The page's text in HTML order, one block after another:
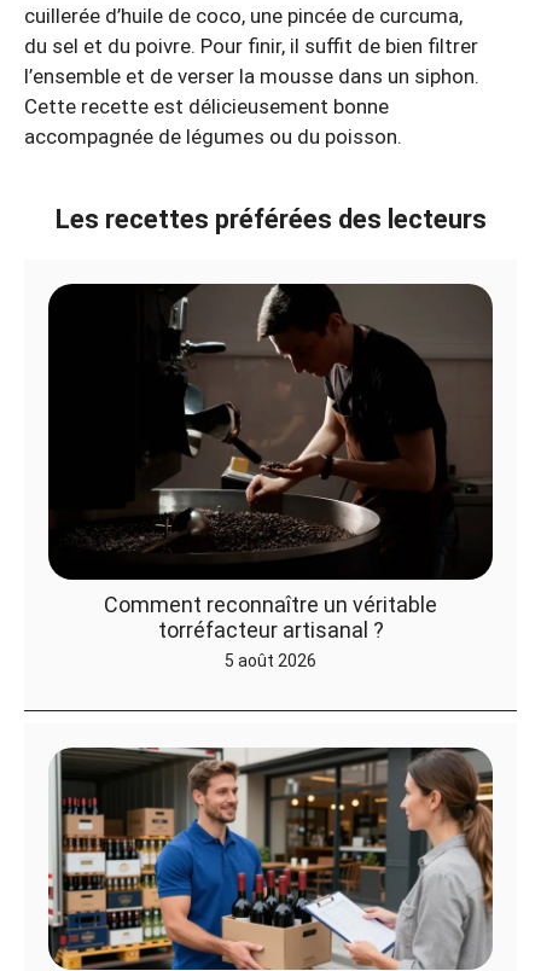
cuillerée d’huile de coco, une pincée de curcuma,
du sel et du poivre. Pour finir, il suffit de bien filtrer
l’ensemble et de verser la mousse dans un siphon.
Cette recette est délicieusement bonne
accompagnée de légumes ou du poisson.
Les recettes préférées des lecteurs
Comment reconnaître un véritable
torréfacteur artisanal ?
5 août 2026